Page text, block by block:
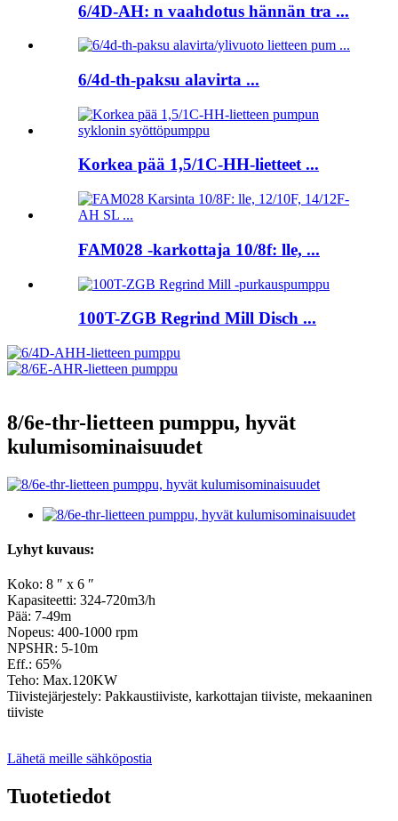
6/4D-AH: n vaahdotus hännän tra ...
6/4d-th-paksu alavirta ...
Korkea pää 1,5/1C-HH-lietteet ...
FAM028 -karkottaja 10/8f: lle, ...
100T-ZGB Regrind Mill Disch ...
8/6e-thr-lietteen pumppu, hyvät
kulumisominaisuudet
Lyhyt kuvaus:
Koko: 8 ″ x 6 ″
Kapasiteetti: 324-720m3/h
Pää: 7-49m
Nopeus: 400-1000 rpm
NPSHR: 5-10m
Eff.: 65%
Teho: Max.120KW
Tiivistejärjestely: Pakkaustiiviste, karkottajan tiiviste, mekaaninen
tiiviste
Lähetä meille sähköpostia
Tuotetiedot